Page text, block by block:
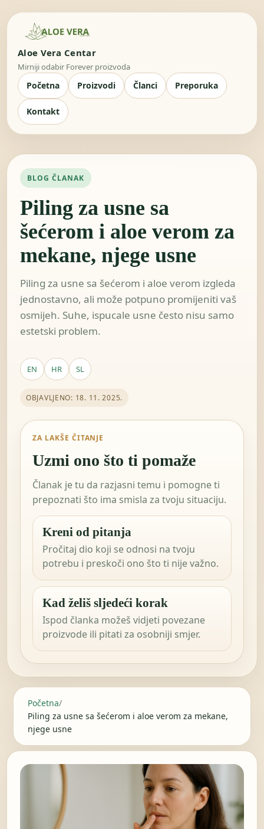
Aloe Vera Centar
Mirniji odabir Forever proizvoda
Početna Proizvodi Članci Preporuka
Kontakt
BLOG ČLANAK
Piling za usne sa
šećerom i aloe verom za
mekane, njege usne
Piling za usne sa šećerom i aloe verom izgleda
jednostavno, ali može potpuno promijeniti vaš
osmijeh. Suhe, ispucale usne često nisu samo
estetski problem.
EN HR SL
OBJAVLJENO: 18. 11. 2025.
ZA LAKŠE ČITANJE
Uzmi ono što ti pomaže
Članak je tu da razjasni temu i pomogne ti
prepoznati što ima smisla za tvoju situaciju.
Kreni od pitanja
Pročitaj dio koji se odnosi na tvoju
potrebu i preskoči ono što ti nije važno.
Kad želiš sljedeći korak
Ispod članka možeš vidjeti povezane
proizvode ili pitati za osobniji smjer.
Početna/
Piling za usne sa šećerom i aloe verom za mekane,
njege usne